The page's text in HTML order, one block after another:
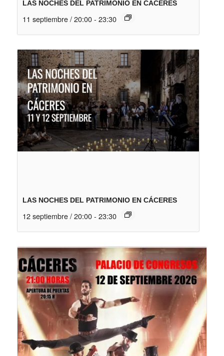
LAS NOCHES DEL PATRIMONIO EN CÁCERES
11 septiembre / 20:00 - 23:30
LAS NOCHES DEL PATRIMONIO EN CÁCERES
12 septiembre / 20:00 - 23:30